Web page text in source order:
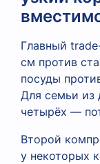
Главный
см против
посуды
Для семьи из
четырёх —
Второй
у некоторых